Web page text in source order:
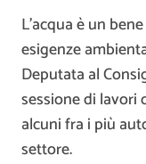
L’acqua è un
esigenze
Deputata al
sessione di lavori
alcuni fra i più
settore.